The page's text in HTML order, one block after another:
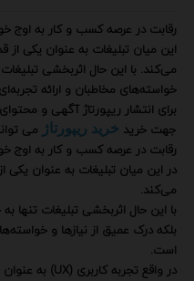
رقابت در عرصه کسب و کار به اوج
این میان تبلیغات به عنوان یکی از
می‌کند. با این حال اثربخشی
خواسته‌های مخاطبان و ارائه
برای انتشار ریپورتاژ آگهی و
جهت خرید خرید ریپورتاژ می
رقابت در عرصه کسب و کار به اوج
در این میان تبلیغات به عنوان یکی
می‌کند.
با این حال اثربخشی تبلیغات
بلکه درک عمیق از نیازها و
است.
در واقع تجربه کاربری (UX) به عنوان یک مفهوم جامع تمامی جنبه‌های تعامل یک کاربر با یک محصول خدمت یا سیستم را در بر می‌گیرد.